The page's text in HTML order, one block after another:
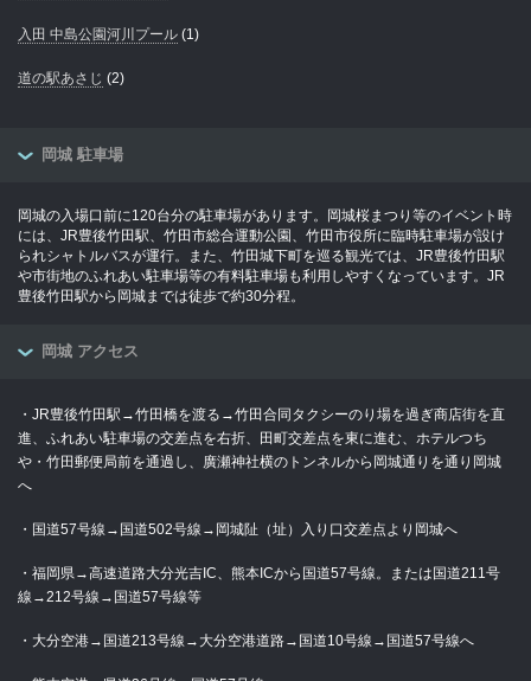
入田 中島公園河川プール (1)
道の駅あさじ (2)
岡城 駐車場
岡城の入場口前に120台分の駐車場があります。岡城桜まつり等のイベント時
には、JR豊後竹田駅、竹田市総合運動公園、竹田市役所に臨時駐車場が設け
られシャトルバスが運行。また、竹田城下町を巡る観光では、JR豊後竹田駅
や市街地のふれあい駐車場等の有料駐車場も利用しやすくなっています。JR
豊後竹田駅から岡城までは徒歩で約30分程。
岡城 アクセス
・JR豊後竹田駅→竹田橋を渡る→竹田合同タクシーのり場を過ぎ商店街を直
進、ふれあい駐車場の交差点を右折、田町交差点を東に進む、ホテルつち
や・竹田郵便局前を通過し、廣瀬神社横のトンネルから岡城通りを通り岡城
へ
・国道57号線→国道502号線→岡城阯（址）入り口交差点より岡城へ
・福岡県→高速道路大分光吉IC、熊本ICから国道57号線。または国道211号
線→212号線→国道57号線等
・大分空港→国道213号線→大分空港道路→国道10号線→国道57号線へ